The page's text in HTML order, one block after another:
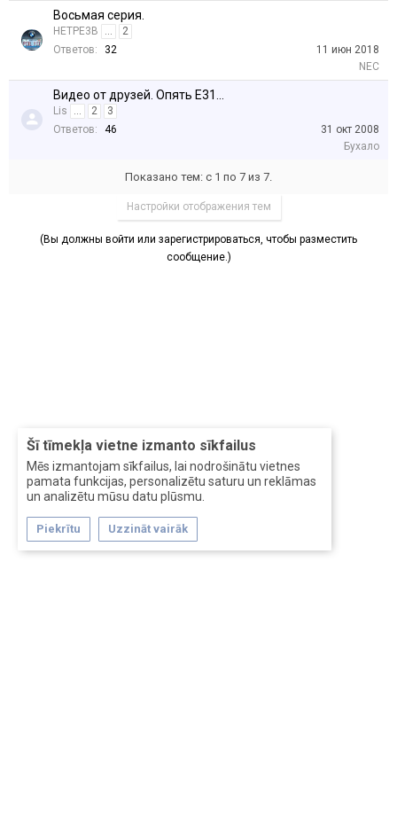
Šī tīmekļa vietne izmanto sīkfailus
Mēs izmantojam sīkfailus, lai nodrošinātu vietnes
pamata funkcijas, personalizētu saturu un reklāmas
un analizētu mūsu datu plūsmu.
Piekrītu Uzzināt vairāk
Восьмая серия.
HETPE3B ...
2
Ответов:
32
11 июн 2018
NEC
Видео от друзей. Опять E31...
Lis ... 2
3
Ответов:
46
31 окт 2008
Бухало
Показано тем: с 1 по 7 из 7.
Настройки отображения тем
(Вы должны войти или зарегистрироваться, чтобы разместить
сообщение.)